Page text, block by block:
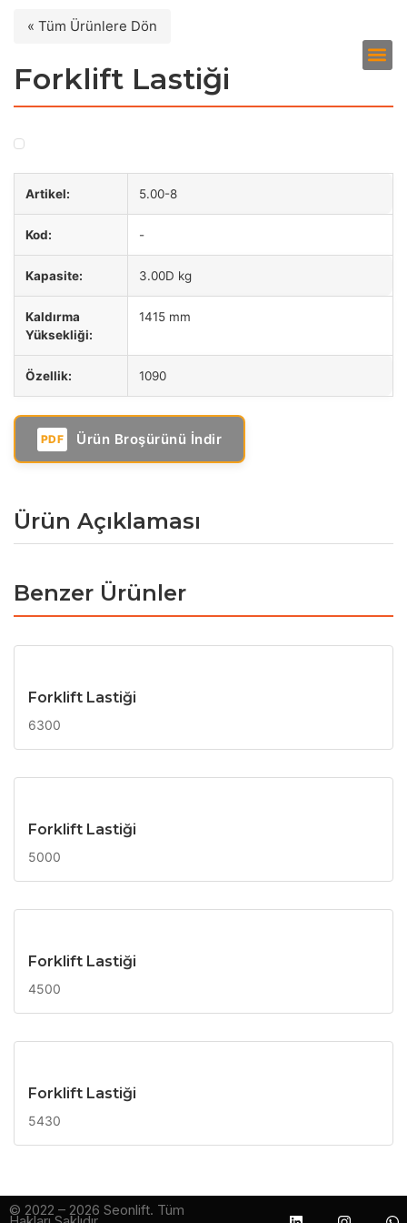
« Tüm Ürünlere Dön
Forklift Lastiği
Artikel: 5.00-8
Kod: -
Kapasite: 3.00D kg
Kaldırma
Yüksekliği:
1415 mm
Özellik: 1090
PDF Ürün Broşürünü İndir
Ürün Açıklaması
Benzer Ürünler
Forklift Lastiği
6300
Forklift Lastiği
5000
Forklift Lastiği
4500
Forklift Lastiği
5430
© 2022 – 2026 Seonlift. Tüm